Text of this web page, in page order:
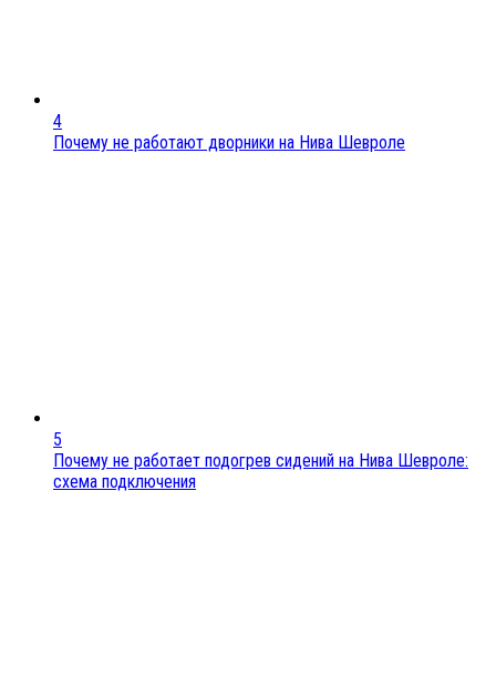
4
Почему не работают дворники на Нива Шевроле
5
Почему не работает подогрев сидений на Нива Шевроле:
схема подключения